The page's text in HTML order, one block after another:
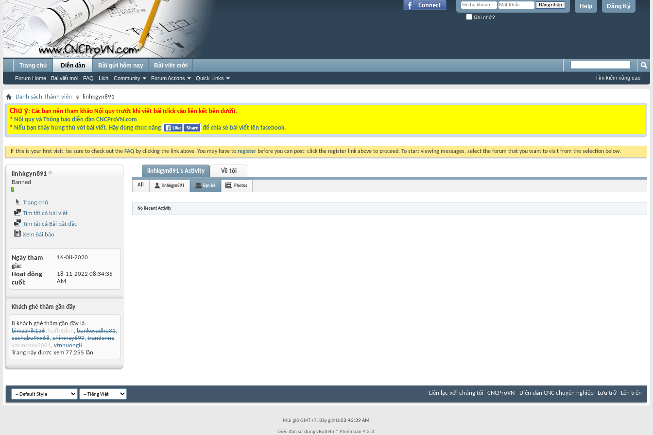
Đăng Ký
Help
Ghi nhớ?
Trang chủ Diễn đàn
Forum Home Bài viết mới FAQ Lịch Community Forum Actions Quick Links
Bài gửi hôm nay Bài viết mới
Tìm kiếm nâng cao
Danh sách Thành viên linhkgyn891
Chú ý: Các bạn nên tham khảo Nội quy trước khi viết bài (click vào liên kết bên dưới).
* Nội quy và Thông báo diễn đàn CNCProVN.com
* Nếu bạn thấy hứng thú với bài viết. Hãy dùng chức năng để chia sẻ bài viết lên facebook.
If this is your first visit, be sure to check out the FAQ by clicking the link above. You may have to register before you can post: click the register link above to proceed. To start viewing messages, select the forum that you want to visit from the selection below.
linhkgyn891
Banned
Trang chủ
Tìm tất cả bài viết
Tìm tất cả Bài bắt đầu
Xem Bài báo
Ngày tham
gia
16-08-2020
Hoạt động
cuối
18-11-2022 08:34:35
AM
Khách ghé thăm gần đây
8 khách ghé thăm gần đây là:
bimaahik136, buffetdon, bunkeyadho31,
cachabu9xx68, chimney699, trandanne,
vacincovy2021, vtnhuong8
Trang này được xem 77,255 lần
linhkgyn891's Activity Về tôi
All linhkgyn891 Bạn bè Photos
No Recent Activity
Liên lạc với chúng tôi CNCProVN - Diễn đàn CNC chuyên nghiệp Lưu trữ Lên trên
Múi giờ GMT +7. Bây giờ là03:43:39 AM.
Diễn đàn sử dụng vBulletin® Phiên bản 4.2.3.